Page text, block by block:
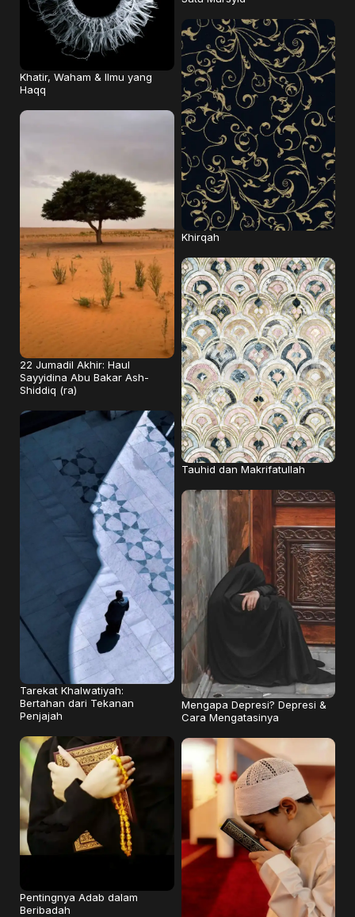
Khatir, Waham & Ilmu yang
Haqq
22 Jumadil Akhir: Haul
Sayyidina Abu Bakar Ash-
Shiddiq (ra)
Khirqah
Tarekat Khalwatiyah:
Bertahan dari Tekanan
Penjajah
Tauhid dan Makrifatullah
Pentingnya Adab dalam
Beribadah
Mengapa Depresi? Depresi &
Cara Mengatasinya